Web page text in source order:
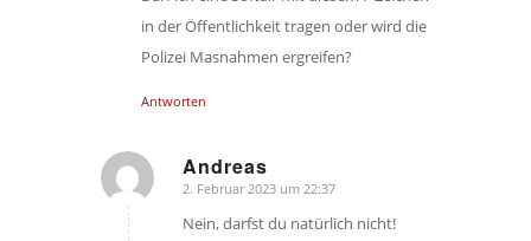
in der Öffentlichkeit tragen oder wird die
Polizei Masnahmen ergreifen?
Antworten
Andreas
sagte:
2. Februar 2023 um 22:37
Nein, darfst du natürlich nicht!